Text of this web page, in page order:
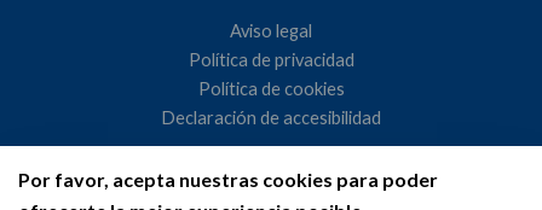
Por favor, acepta nuestras cookies para poder
Aviso legal
Política de privacidad
Política de cookies
Declaración de accesibilidad
Ayuntamiento de Madrid